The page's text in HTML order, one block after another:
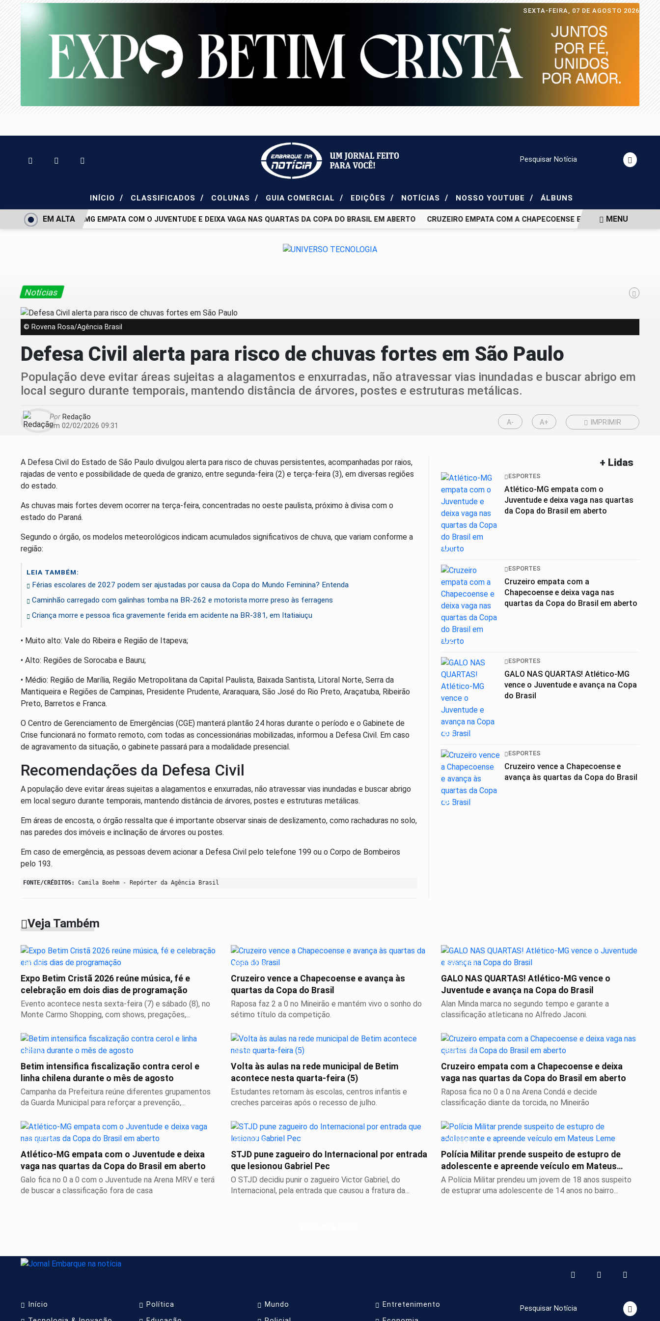
SEXTA-FEIRA, 07 DE AGOSTO 2026
Pesquisar Notícia
INÍCIO / CLASSIFICADOS / COLUNAS / GUIA COMERCIAL / EDIÇÕES / NOTÍCIAS / NOSSO YOUTUBE / ÁLBUNS
ATLÉTICO-MG EMPATA COM O JUVENTUDE E DEIXA VAGA NAS QUARTAS DA COPA DO BRASIL EM ABERTO CRUZEIRO EMPATA COM A CHAPECOENSE E DEIXA VAGA NAS
EM ALTA MENU
Notícias
© Rovena Rosa/Agência Brasil
Defesa Civil alerta para risco de chuvas fortes em São Paulo
População deve evitar áreas sujeitas a alagamentos e enxurradas, não atravessar vias inundadas e buscar abrigo em
local seguro durante temporais, mantendo distância de árvores, postes e estruturas metálicas.
Por Redação
Em 02/02/2026 09:31
A- A+ IMPRIMIR
A Defesa Civil do Estado de São Paulo divulgou alerta para risco de chuvas persistentes, acompanhadas por raios,
rajadas de vento e possibilidade de queda de granizo, entre segunda-feira (2) e terça-feira (3), em diversas regiões
do estado.
As chuvas mais fortes devem ocorrer na terça-feira, concentradas no oeste paulista, próximo à divisa com o
estado do Paraná.
Segundo o órgão, os modelos meteorológicos indicam acumulados significativos de chuva, que variam conforme a
região:
LEIA TAMBÉM:
Férias escolares de 2027 podem ser ajustadas por causa da Copa do Mundo Feminina? Entenda
Caminhão carregado com galinhas tomba na BR-262 e motorista morre preso às ferragens
Criança morre e pessoa fica gravemente ferida em acidente na BR-381, em Itatiaiuçu
• Muito alto: Vale do Ribeira e Região de Itapeva;
• Alto: Regiões de Sorocaba e Bauru;
• Médio: Região de Marília, Região Metropolitana da Capital Paulista, Baixada Santista, Litoral Norte, Serra da
Mantiqueira e Regiões de Campinas, Presidente Prudente, Araraquara, São José do Rio Preto, Araçatuba, Ribeirão
Preto, Barretos e Franca.
O Centro de Gerenciamento de Emergências (CGE) manterá plantão 24 horas durante o período e o Gabinete de
Crise funcionará no formato remoto, com todas as concessionárias mobilizadas, informou a Defesa Civil. Em caso
de agravamento da situação, o gabinete passará para a modalidade presencial.
Recomendações da Defesa Civil
A população deve evitar áreas sujeitas a alagamentos e enxurradas, não atravessar vias inundadas e buscar abrigo
em local seguro durante temporais, mantendo distância de árvores, postes e estruturas metálicas.
Em áreas de encosta, o órgão ressalta que é importante observar sinais de deslizamento, como rachaduras no solo,
nas paredes dos imóveis e inclinação de árvores ou postes.
Em caso de emergência, as pessoas devem acionar a Defesa Civil pelo telefone 199 ou o Corpo de Bombeiros
pelo 193.
FONTE/CRÉDITOS: Camila Boehm - Repórter da Agência Brasil
+ Lidas
01
ESPORTES
Atlético-MG empata com o
Juventude e deixa vaga nas quartas
da Copa do Brasil em aberto
02
ESPORTES
Cruzeiro empata com a
Chapecoense e deixa vaga nas
quartas da Copa do Brasil em aberto
03
ESPORTES
GALO NAS QUARTAS! Atlético-MG
vence o Juventude e avança na Copa
do Brasil
04
ESPORTES
Cruzeiro vence a Chapecoense e
avança às quartas da Copa do Brasil
Veja Também
BETIM
Expo Betim Cristã 2026 reúne música, fé e
celebração em dois dias de programação
Evento acontece nesta sexta-feira (7) e sábado (8), no
Monte Carmo Shopping, com shows, pregações,...
ESPORTES
Cruzeiro vence a Chapecoense e avança às
quartas da Copa do Brasil
Raposa faz 2 a 0 no Mineirão e mantém vivo o sonho do
sétimo título da competição.
ESPORTES
GALO NAS QUARTAS! Atlético-MG vence o
Juventude e avança na Copa do Brasil
Alan Minda marca no segundo tempo e garante a
classificação atleticana no Alfredo Jaconi.
BETIM
Betim intensifica fiscalização contra cerol e
linha chilena durante o mês de agosto
Campanha da Prefeitura reúne diferentes grupamentos
da Guarda Municipal para reforçar a prevenção,...
BETIM
Volta às aulas na rede municipal de Betim
acontece nesta quarta-feira (5)
Estudantes retornam às escolas, centros infantis e
creches parceiras após o recesso de julho.
ESPORTES
Cruzeiro empata com a Chapecoense e deixa
vaga nas quartas da Copa do Brasil em aberto
Raposa fica no 0 a 0 na Arena Condá e decide
classificação diante da torcida, no Mineirão
ESPORTES
Atlético-MG empata com o Juventude e deixa
vaga nas quartas da Copa do Brasil em aberto
Galo fica no 0 a 0 com o Juventude na Arena MRV e terá
de buscar a classificação fora de casa
ESPORTES
STJD pune zagueiro do Internacional por entrada
que lesionou Gabriel Pec
O STJD decidiu punir o zagueiro Victor Gabriel, do
Internacional, pela entrada que causou a fratura da...
POLICIAL
Polícia Militar prende suspeito de estupro de
adolescente e apreende veículo em Mateus
Leme
A Polícia Militar prendeu um jovem de 18 anos suspeito
de estuprar uma adolescente de 14 anos no bairro...
Início Política Mundo
Entretenimento
Pesquisar Notícia